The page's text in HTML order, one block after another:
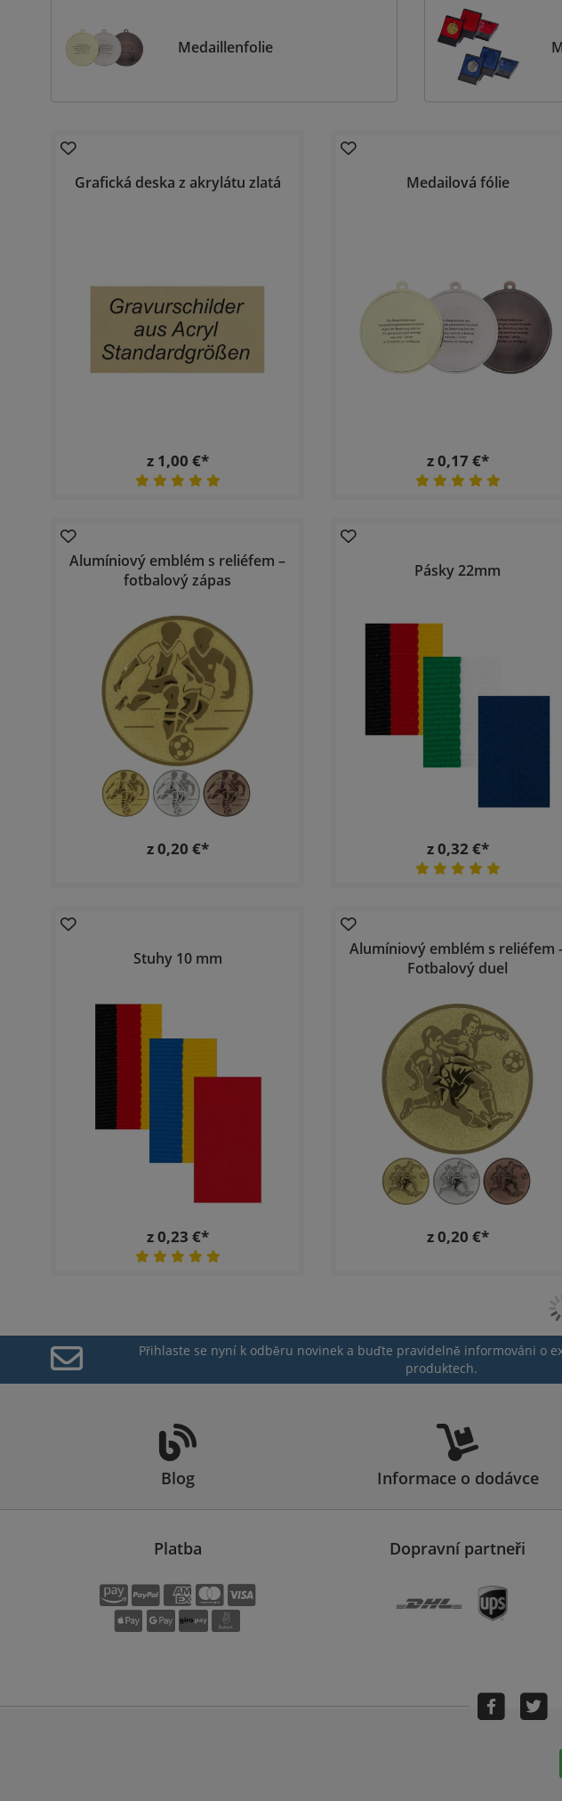
Medaillenfolie
Grafická deska z akrylátu zlatá
z 1,00 €*
Medailová fólie
z 0,17 €*
Alumíniový emblém s reliéfem –
fotbalový zápas
z 0,20 €*
Pásky 22mm
z 0,32 €*
Stuhy 10 mm
z 0,23 €*
Alumíniový emblém s reliéfem
Fotbalový duel
z 0,20 €*
Přihlaste se nyní k odběru novinek a buďte pravidelně informováni o
produktech.
Blog Informace o dodávce
Platba Dopravní partneři